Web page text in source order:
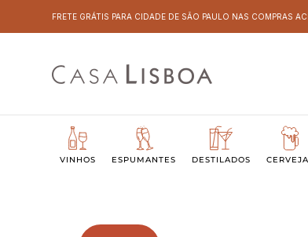
FRETE GRÁTIS PARA CIDADE DE SÃO PAULO NAS COMPRAS
VINHOS ESPUMANTES DESTILADOS